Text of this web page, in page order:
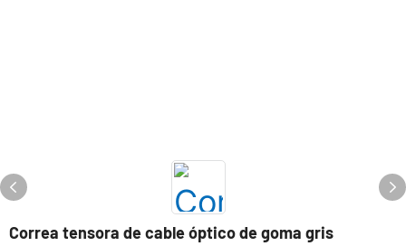
Correa tensora de cable óptico de goma gris